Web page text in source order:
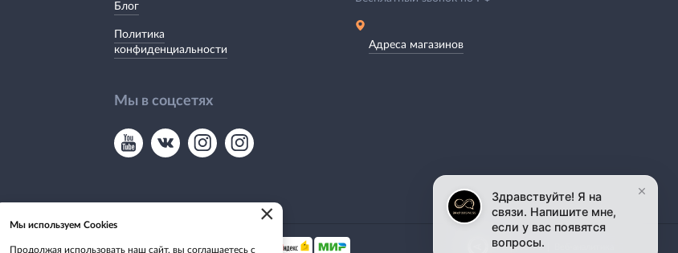
Блог
Политика
конфиденциальности
Мы в соцсетях
Адреса магазинов
Мы принимаем: Разработка|
×
Мы используем Cookies
Продолжая использовать наш сайт, вы соглашаетесь с